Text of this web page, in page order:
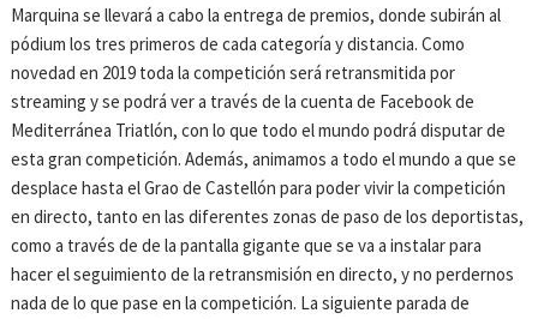
Marquina se llevará a cabo la entrega de premios, donde subirán al
pódium los tres primeros de cada categoría y distancia. Como
novedad en 2019 toda la competición será retransmitida por
streaming y se podrá ver a través de la cuenta de Facebook de
Mediterránea Triatlón, con lo que todo el mundo podrá disputar de
esta gran competición. Además, animamos a todo el mundo a que se
desplace hasta el Grao de Castellón para poder vivir la competición
en directo, tanto en las diferentes zonas de paso de los deportistas,
como a través de de la pantalla gigante que se va a instalar para
hacer el seguimiento de la retransmisión en directo, y no perdernos
nada de lo que pase en la competición. La siguiente parada de